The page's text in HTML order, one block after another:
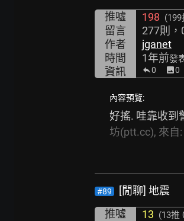
推噓
198 (199
留言 277則，
作者
jganet
時間
1年前發
資訊 0 image0
內容預覽:
好搖. 哇靠收到
坊(ptt.cc), 來自:
#89
[閒聊] 地震
推噓
13 (13推